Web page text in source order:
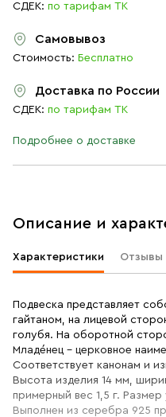
СДЕК: по тарифам ТК
Самовывоз
Стоимость: Бесплатно
Доставка по России
СДЕК: по тарифам ТК
Подробнее о доставке
Описание и
Характеристики Отзывы
Подвеска представляет
гайтаном, на лицевой
голубя. На оборотной
Младе́нец – церковное
Соответствует канонам и
Высота изделия 14 мм,
примерный вес 1,5 г.
Выполнен из серебра 925